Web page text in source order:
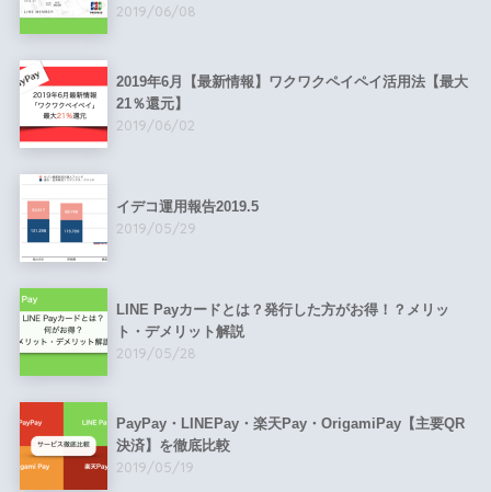
2019/06/08
2019年6月【最新情報】ワクワクペイペイ活用法【最大
21％還元】
2019/06/02
イデコ運用報告2019.5
2019/05/29
LINE Payカードとは？発行した方がお得！？メリッ
ト・デメリット解説
2019/05/28
PayPay・LINEPay・楽天Pay・OrigamiPay【主要QR
決済】を徹底比較
2019/05/19